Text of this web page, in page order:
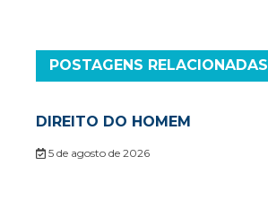
POSTAGENS RELACIONADAS
DIREITO DO HOMEM
5 de agosto de 2026